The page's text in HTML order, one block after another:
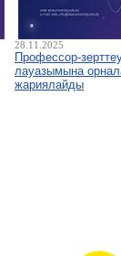
28.11.2025
Профессор-
лауазымына
жариялайды